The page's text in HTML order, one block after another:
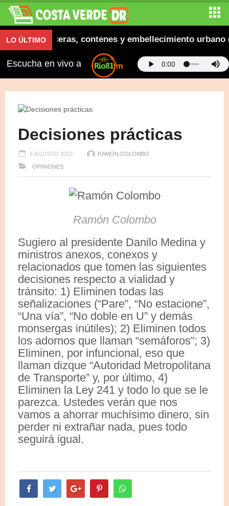
LO ÚLTIMOaceras, contenes y embellecimiento urbano
Escucha en vivo a
Decisiones prácticas
8 AGOSTO 2013 RAMÓN COLOMBO
OPINIONES
Ramón Colombo
Sugiero al presidente Danilo Medina y
ministros anexos, conexos y
relacionados que tomen las siguientes
decisiones respecto a vialidad y
tránsito: 1) Eliminen todas las
señalizaciones (“Pare”, “No estacione”,
“Una vía”, “No doble en U” y demás
monsergas inútiles); 2) Eliminen todos
los adornos que llaman “semáforos”; 3)
Eliminen, por infuncional, eso que
llaman dizque “Autoridad Metropolitana
de Transporte” y, por último, 4)
Eliminen la Ley 241 y todo lo que se le
parezca. Ustedes verán que nos
vamos a ahorrar muchísimo dinero, sin
perder ni extrañar nada, pues todo
seguirá igual.